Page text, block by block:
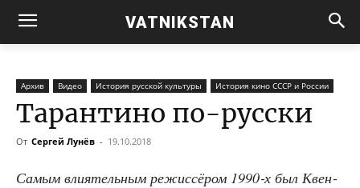
VATNIKSTAN
Архив Видео История русской культуры История кино СССР и России
Тарантино по-русски
От Сергей Лунёв - 19.10.2018
Самым вли­я­тель­ным режис­сё­ром 1990‑х был Квен­